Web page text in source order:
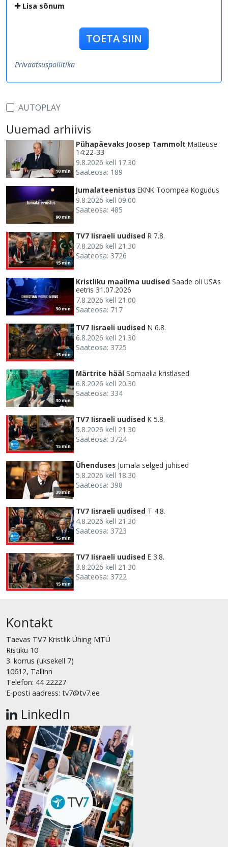
Lisa sõnum
TOETA SIIN
Privaatsuspoliitika
AUTOPLAY
Uuemad arhiivis
10 min
Pühapäevaks Joosep Tammolt Matteuse
14:22-33
9.8.2026 kell 17.30
Saateosa: 189
90 min
Jumalateenistus EKNK Toompea Kogudus
9.8.2026 kell 09.00
Saateosa: 485
15 min
TV7 Iisraeli uudised R 7.8.
7.8.2026 kell 21.30
Saateosa: 3726
30 min
Kristliku maailma uudised Saade oli USAs
eetris 31.07.2026
7.8.2026 kell 21.00
Saateosa: 717
15 min
TV7 Iisraeli uudised N 6.8.
6.8.2026 kell 21.30
Saateosa: 3725
30 min
Märtrite hääl Somaalia kristlased
6.8.2026 kell 20.30
Saateosa: 334
15 min
TV7 Iisraeli uudised K 5.8.
5.8.2026 kell 21.30
Saateosa: 3724
30 min
Ühenduses Jumala selged juhised
5.8.2026 kell 18.30
Saateosa: 398
15 min
TV7 Iisraeli uudised T 4.8.
4.8.2026 kell 21.30
Saateosa: 3723
15 min
TV7 Iisraeli uudised E 3.8.
3.8.2026 kell 21.30
Saateosa: 3722
Kontakt
Taevas TV7 Kristlik Ühing MTÜ
Ristiku 10
3. korrus (uksekell 7)
10612, Tallinn
Telefon: 44 22227
E-posti aadress: tv7@tv7.ee
LinkedIn